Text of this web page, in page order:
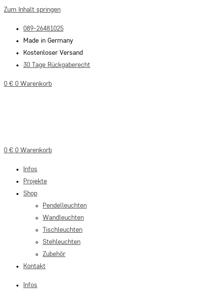
Zum Inhalt springen
089-26481025
Made in Germany
Kostenloser Versand
30 Tage Rückgaberecht
0 € 0 Warenkorb
0 € 0 Warenkorb
Infos
Projekte
Shop
Pendelleuchten
Wandleuchten
Tischleuchten
Stehleuchten
Zubehör
Kontakt
Infos